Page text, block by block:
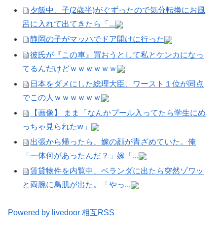
夕飯中、子(2歳半)がぐずったので気分転換にお風
呂に入れて出てきたら「...
静岡の子がマッハでドア開けに行った
彼氏が『この車』買おうとして私とケンカになっ
てるんだけどｗｗｗｗｗｗ
日本をダメにした総理大臣、ワースト１位が同点
でこの人ｗｗｗｗｗｗ
【画像】 まま「なんかプール入ってたら学生にめ
っちゃ見られたw」
出張から帰ったら、嫁の顔が青ざめていた。俺
「一体何があったんだ？」嫁「...
賃貸物件を内覧中、ベランダに出たら突然ゾワッ
と両腕に鳥肌が出た。「やっ...
Powered by livedoor 相互RSS